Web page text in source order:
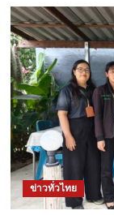
ข่าวทั่วไทย